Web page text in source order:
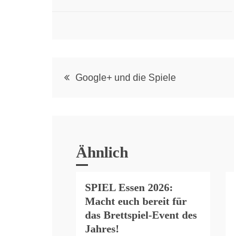
PostGoogle+ und die Spiele
Ähnlich
SPIEL Essen 2026:
Macht euch bereit für
das Brettspiel-Event des
Jahres!